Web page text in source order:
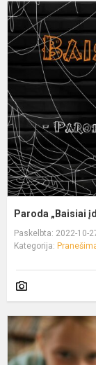
Paroda „Baisiai
Paskelbta: 2022-10-
Kategorija: